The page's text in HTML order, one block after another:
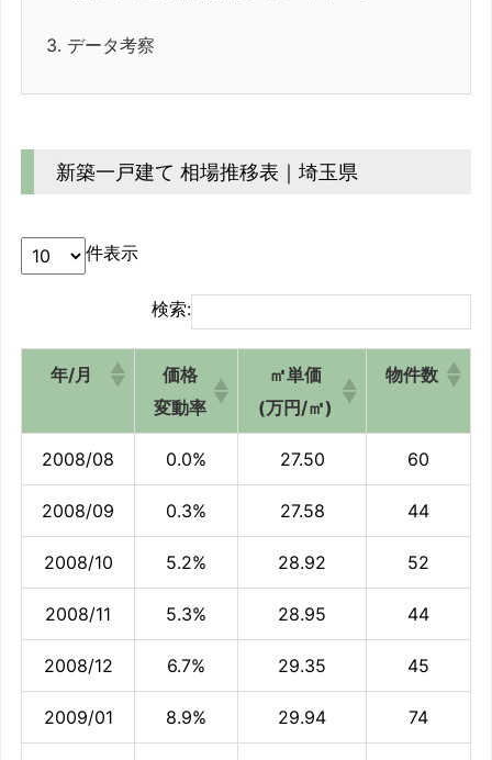
3. データ考察
新築一戸建て 相場推移表｜埼玉県
件表示
検索:
年/月
価格
変動率
㎡単価
(万円/㎡)
物件数
2008/08 0.0% 27.50 60
2008/09 0.3% 27.58 44
2008/10 5.2% 28.92 52
2008/11 5.3% 28.95 44
2008/12 6.7% 29.35 45
2009/01 8.9% 29.94 74